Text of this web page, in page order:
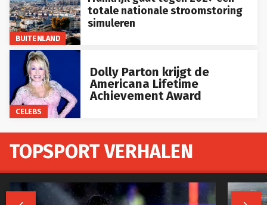
BUITENLAND
totale nationale stroomstoring
simuleren
CELEBS
Dolly Parton krijgt de
Americana Lifetime
Achievement Award
TOPSPORT VERHALEN